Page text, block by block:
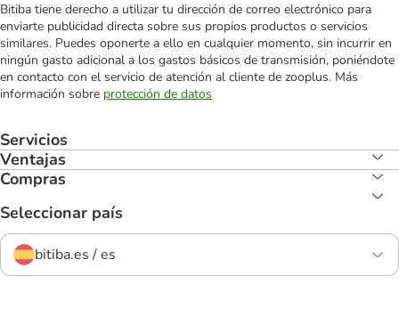
Bitiba tiene derecho a utilizar tu dirección de correo electrónico para
enviarte publicidad directa sobre sus propios productos o servicios
similares. Puedes oponerte a ello en cualquier momento, sin incurrir en
ningún gasto adicional a los gastos básicos de transmisión, poniéndote
en contacto con el servicio de atención al cliente de zooplus. Más
información sobre protección de datos
Servicios
Ventajas
Compras
Seleccionar país
bitiba.es / es